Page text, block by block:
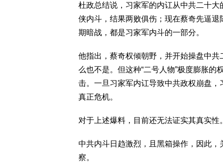
杜政总结说，习家军的内讧从中共二十
侠内斗，结果两败俱伤；现在蔡奇先逼
期暗战，都是习家军内斗的一部分。
他指出，蔡奇权倾朝野，并开始操盘中
么也不是。但这种“二号人物”极度膨胀
击。一旦习家军内讧导致中共政权崩盘
真正危机。
对于上述爆料，目前还无法证实其真实性。
中共内斗日趋激烈，且黑箱操作，因此
察。